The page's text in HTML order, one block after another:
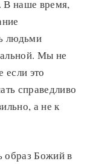
В наше время,
людьми
Мы не
это
справедливо
а не к
образ Божий в